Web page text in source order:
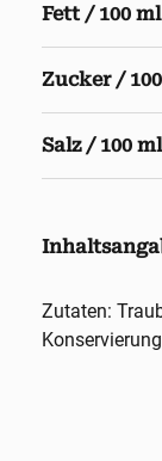
Fett / 100 ml
Zucker /
Salz / 100 ml
Zutaten: